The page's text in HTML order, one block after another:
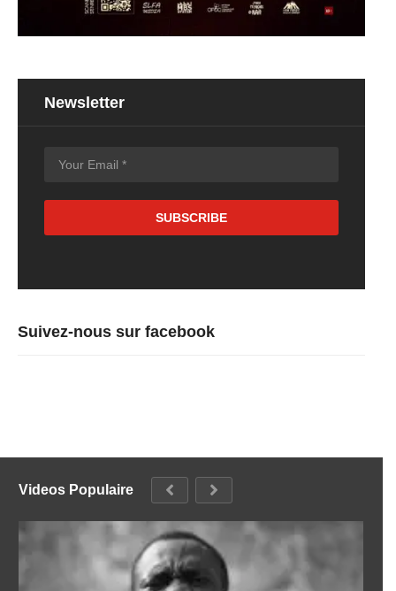
Newsletter
Suivez-nous sur facebook
Videos Populaire